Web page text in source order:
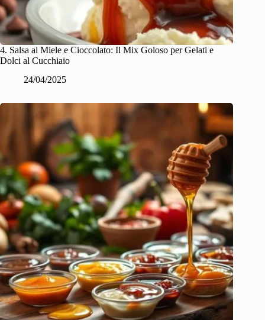
4. Salsa al Miele e Cioccolato: Il Mix Goloso per Gelati e
Dolci al Cucchiaio
24/04/2025